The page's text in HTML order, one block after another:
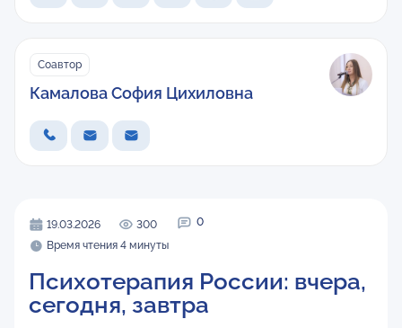
19.03.2026 300
0
Время чтения 4 минуты
Психотерапия России: вчера,
сегодня, завтра
Соавтор
Камалова София Цихиловна